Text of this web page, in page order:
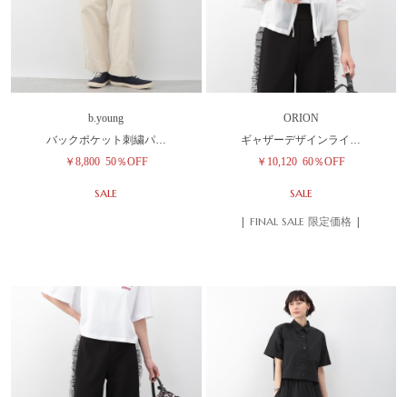
b.young
バックポケット刺繍パ…
￥8,800 50％OFF
SALE
ORION
ギャザーデザインライ…
￥10,120 60％OFF
SALE
| FINAL SALE 限定価格 |